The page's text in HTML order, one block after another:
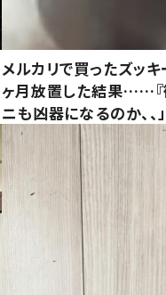
メルカリで買ったズッ
ヶ月放置した結果……『
ニも凶器になるのか、、